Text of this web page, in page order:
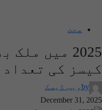
صحت
2025 میں
کی تعداد
byویب ڈیسک
December 31,